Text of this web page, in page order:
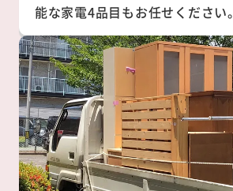
能な家電4品目もお任せください。